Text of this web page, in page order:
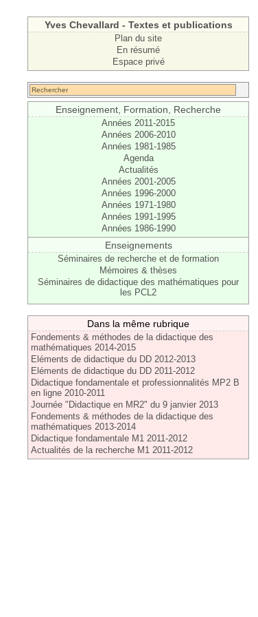
Yves Chevallard - Textes et publications
Plan du site
En résumé
Espace privé
Enseignement, Formation, Recherche
Années 2011-2015
Années 2006-2010
Années 1981-1985
Agenda
Actualités
Années 2001-2005
Années 1996-2000
Années 1971-1980
Années 1991-1995
Années 1986-1990
Enseignements
Séminaires de recherche et de formation
Mémoires & thèses
Séminaires de didactique des mathématiques pour
les PCL2
Dans la même rubrique
Fondements & méthodes de la didactique des
mathématiques 2014-2015
Eléments de didactique du DD 2012-2013
Eléments de didactique du DD 2011-2012
Didactique fondamentale et professionnalités MP2 B
en ligne 2010-2011
Journée "Didactique en MR2" du 9 janvier 2013
Fondements & méthodes de la didactique des
mathématiques 2013-2014
Didactique fondamentale M1 2011-2012
Actualités de la recherche M1 2011-2012